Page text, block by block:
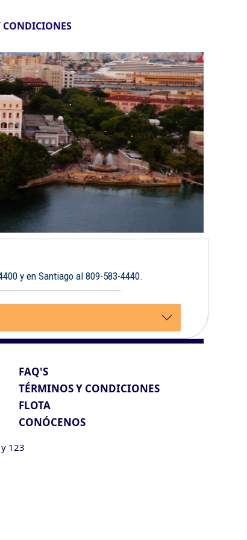
y en Santiago al 809-583-4440.
FAQ'S
TÉRMINOS Y CONDICIONES
FLOTA
CONÓCENOS
123